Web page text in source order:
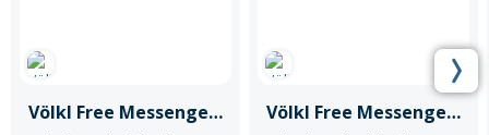
Völkl Free Messenger Bag Völkl Free Messenger Bag